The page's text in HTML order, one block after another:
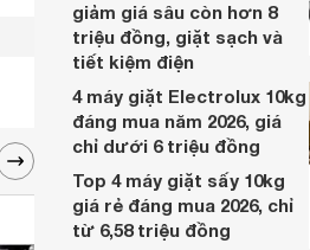
giảm giá sâu còn hơn 8
triệu đồng, giặt sạch và
tiết kiệm điện
4 máy giặt Electrolux 10kg
đáng mua năm 2026, giá
chỉ dưới 6 triệu đồng
Top 4 máy giặt sấy 10kg
giá rẻ đáng mua 2026, chỉ
từ 6,58 triệu đồng